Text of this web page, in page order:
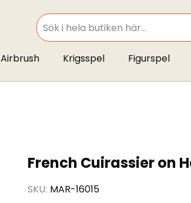
SEARCH
Airbrush Krigsspel Figurspel
French Cuirassier on
SKU MAR-16015